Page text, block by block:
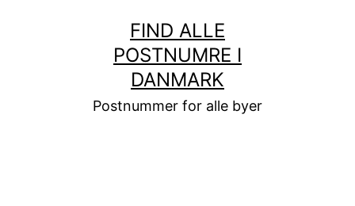
FIND ALLE
POSTNUMRE I
DANMARK
Postnummer for alle byer